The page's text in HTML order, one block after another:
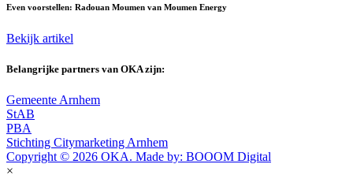
Even voorstellen: Radouan Moumen van Moumen Energy
Bekijk artikel
Belangrijke partners van OKA zijn:
Gemeente Arnhem
StAB
PBA
Stichting Citymarketing Arnhem
Copyright © 2026 OKA. Made by: BOOOM Digital
×